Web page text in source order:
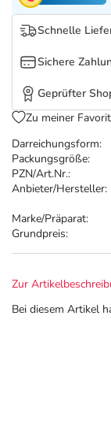
Vitamine &
Marken
Darreichungsform:
Packungsgröße:
PZN/Art.Nr.:
Anbieter/Hersteller:
Marke/Präparat:
Grundpreis:
Schnelle
Sichere
Geprüfter
Zu meiner
Zur
Bei diesem Artikel